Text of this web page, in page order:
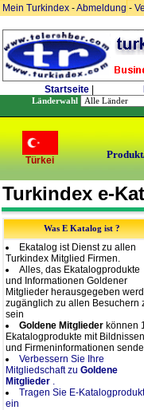
Mein Turkindex -Abmeldung-
Startseite
Länderwahl
Türkei
Turkindex e-
Was E Katalog ist ?
Ekatalog ist Dienst zu allen
Turkindex Mitglied Firmen.
Alles, das Ekatalogprodukte
und Informationen Goldener
Mitglieder herausgegeben
zugänglich zu allen Besuchern
sein
Goldene Mitglieder können
Ekatalogprodukte mit Bildnissen
und Firmeninformationen
Verbessern Sie Ihre
Mitgliedschaft zu Goldene
Mitglieder .
Tragen Sie E-Katalogprodukt
ein